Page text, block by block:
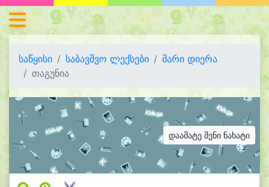
საწყისი საბავშვო ლექსები
მარი დიერა
თაგუნია
დაამატე შენი ნახატი